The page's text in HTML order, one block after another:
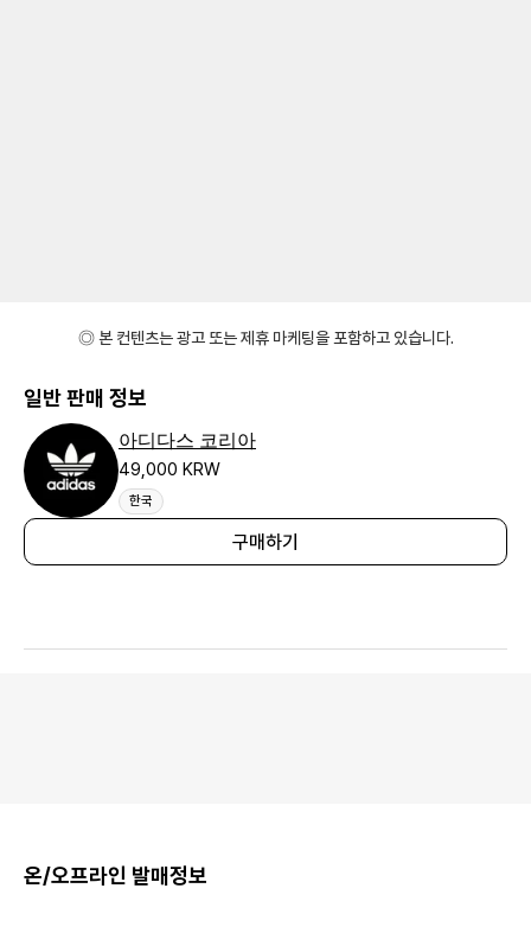
◎ 본 컨텐츠는 광고 또는 제휴 마케팅을 포함하고 있습니다.
일반 판매 정보
아디다스 코리아
49,000 KRW
한국
구매하기
온/오프라인 발매정보